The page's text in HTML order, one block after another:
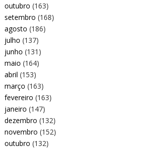
outubro (163)
setembro (168)
agosto (186)
julho (137)
junho (131)
maio (164)
abril (153)
março (163)
fevereiro (163)
janeiro (147)
dezembro (132)
novembro (152)
outubro (132)